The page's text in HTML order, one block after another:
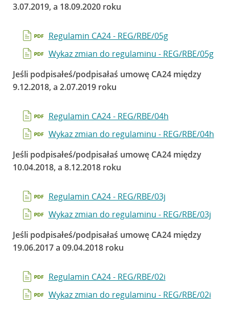
3.07.2019, a 18.09.2020 roku
Regulamin CA24 - REG/RBE/05g
Wykaz zmian do regulaminu - REG/RBE/05g
Jeśli podpisałeś/podpisałaś umowę CA24 między
9.12.2018, a 2.07.2019 roku
Regulamin CA24 - REG/RBE/04h
Wykaz zmian do regulaminu - REG/RBE/04h
Jeśli podpisałeś/podpisałaś umowę CA24 między
10.04.2018, a 8.12.2018 roku
Regulamin CA24 - REG/RBE/03j
Wykaz zmian do regulaminu - REG/RBE/03j
Jeśli podpisałeś/podpisałaś umowę CA24 między
19.06.2017 a 09.04.2018 roku
Regulamin CA24 - REG/RBE/02i
Wykaz zmian do regulaminu - REG/RBE/02i